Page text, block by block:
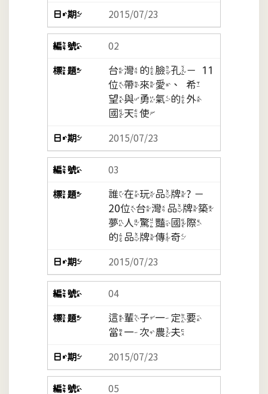
2015/07/23
02
台灣的臉孔－11
位帶來愛、希
望與勇氣的外
國天使
2015/07/23
03
誰在玩品牌? －
20位台灣品牌築
夢人驚豔國際
的品牌傳奇
2015/07/23
04
這輩子一定要
當一次農夫
2015/07/23
05